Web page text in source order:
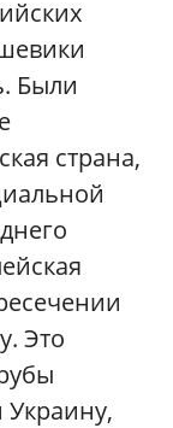
Были
страна,
Это
Украину,